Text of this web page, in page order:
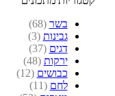
בשר (68)
גבינות (3)
דגים (37)
ירקות (48)
כבושים (12)
לחם (11)